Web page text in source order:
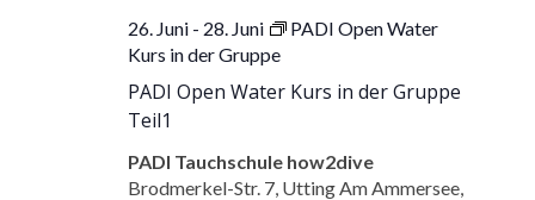
PADI Open Water Kurs in der Gruppe
Teil1
26. Juni - 28. Juni
PADI Open Water
Kurs in der Gruppe
PADI Tauchschule how2dive
Brodmerkel-Str. 7, Utting Am Ammersee,